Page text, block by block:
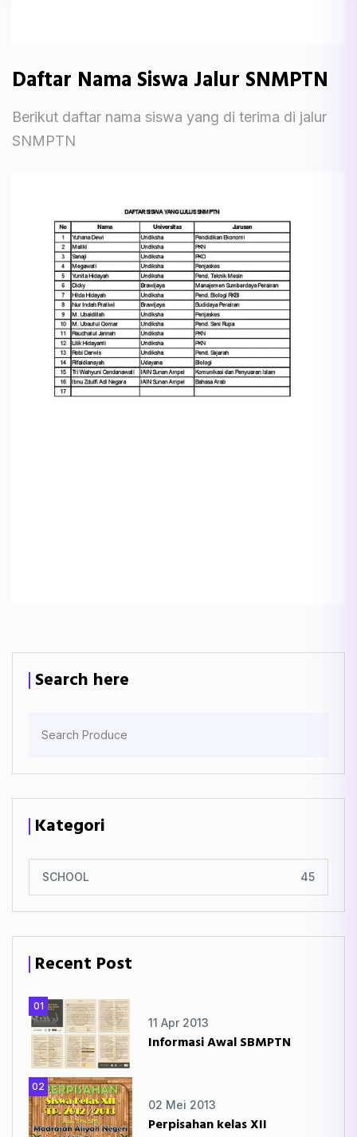
Daftar Nama Siswa Jalur SNMPTN
Berikut daftar nama siswa yang di terima di jalur
SNMPTN
Search here
Kategori
SCHOOL 45
Recent Post
01
11 Apr 2013
Informasi Awal SBMPTN
02
02 Mei 2013
Perpisahan kelas XII